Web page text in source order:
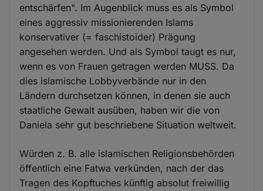
entschärfen". Im Augenblick muss es als Symbol
eines aggressiv missionierenden Islams
konservativer (= faschistoider) Prägung
angesehen werden. Und als Symbol taugt es nur,
wenn es von Frauen getragen werden MUSS. Da
dies islamische Lobbyverbände nur in den
Ländern durchsetzen können, in denen sie auch
staatliche Gewalt ausüben, haben wir die von
Daniela sehr gut beschriebene Situation weltweit.
Würden z. B. alle islamischen Religionsbehörden
öffentlich eine Fatwa verkünden, nach der das
Tragen des Kopftuches künftig absolut freiwillig